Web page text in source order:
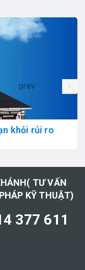
khỏi rủi ro
prev
TƯ VẤN
KỸ THUẬT)
377 611